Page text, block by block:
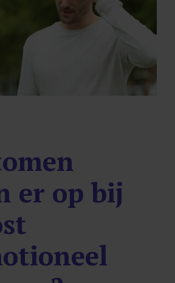
er op bij